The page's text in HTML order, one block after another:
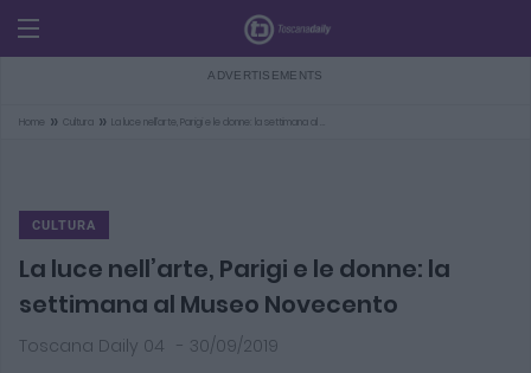
Home » Cultura » La luce nell’arte, Parigi e le donne: la settimana al …
CULTURA
La luce nell’arte, Parigi e le donne: la
settimana al Museo Novecento
Toscana Daily 04 - 30/09/2019